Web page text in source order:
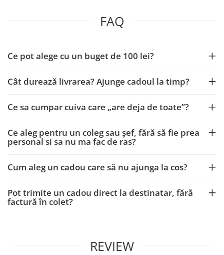
FAQ
Ce pot alege cu un buget de 100 lei?
Cât durează livrarea? Ajunge cadoul la timp?
Ce sa cumpar cuiva care „are deja de toate”?
Ce aleg pentru un coleg sau șef, fără să fie prea
personal si sa nu ma fac de ras?
Cum aleg un cadou care să nu ajunga la cos?
Pot trimite un cadou direct la destinatar, fără
factură în colet?
REVIEW